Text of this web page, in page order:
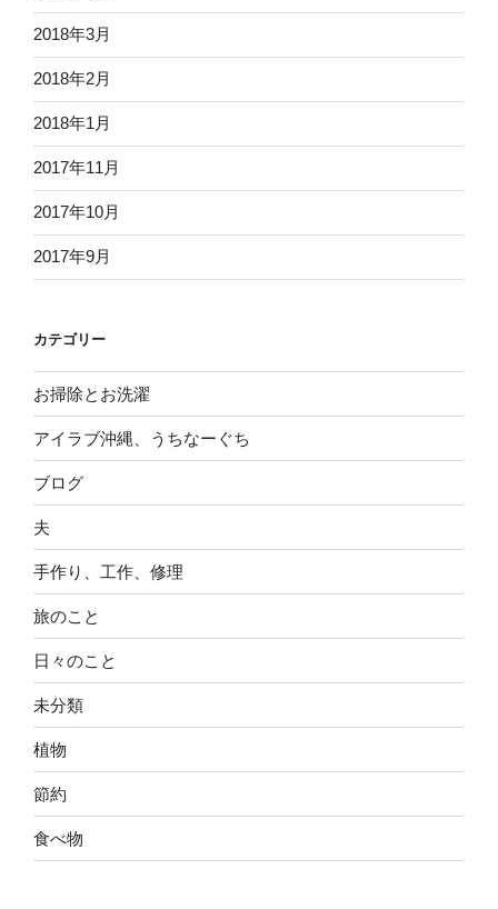
2018年3月
2018年2月
2018年1月
2017年11月
2017年10月
2017年9月
カテゴリー
お掃除とお洗濯
アイラブ沖縄、うちなーぐち
ブログ
夫
手作り、工作、修理
旅のこと
日々のこと
未分類
植物
節約
食べ物